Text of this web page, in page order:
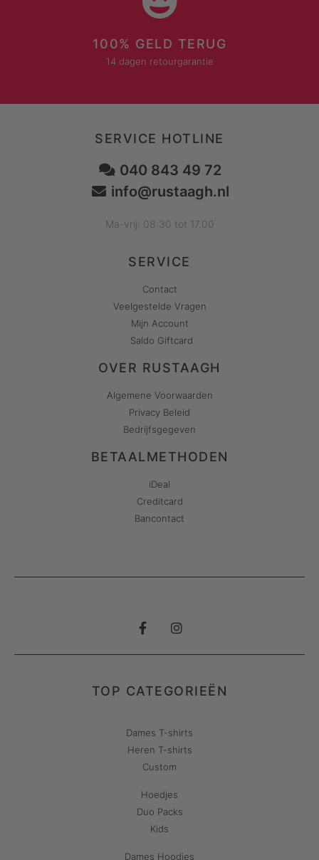
100% GELD TERUG
14 dagen retourgarantie
SERVICE HOTLINE
040 843 49 72
info@rustaagh.nl
Ma-vrij: 08:30 tot 17.00
SERVICE
Contact
Veelgestelde Vragen
Mijn Account
Saldo Giftcard
OVER RUSTAAGH
Algemene Voorwaarden
Privacy Beleid
Bedrijfsgegeven
BETAALMETHODEN
iDeal
Creditcard
Bancontact
TOP CATEGORIEËN
Dames T-shirts
Heren T-shirts
Custom
Hoedjes
Duo Packs
Kids
Dames Hoodies